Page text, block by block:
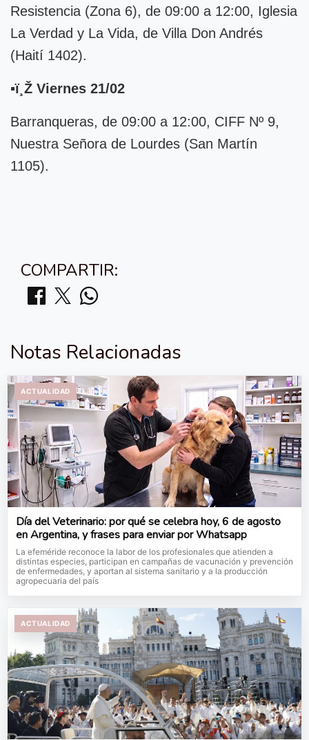
Resistencia (Zona 6), de 09:00 a 12:00, Iglesia
La Verdad y La Vida, de Villa Don Andrés
(Haití 1402).
▪ï¸Ž Viernes 21/02
Barranqueras, de 09:00 a 12:00, CIFF Nº 9,
Nuestra Señora de Lourdes (San Martín
1105).
COMPARTIR:
Notas Relacionadas
ACTUALIDAD
Día del Veterinario: por qué se celebra hoy, 6 de agosto
en Argentina, y frases para enviar por Whatsapp
La efeméride reconoce la labor de los profesionales que atienden a
distintas especies, participan en campañas de vacunación y prevención
de enfermedades, y aportan al sistema sanitario y a la producción
agropecuaria del país
ACTUALIDAD